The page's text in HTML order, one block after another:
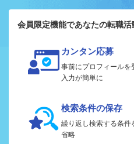
会員限定機能であなたの転職活
カンタン応募
事前にプロフィールを
入力が簡単に
検索条件の保存
繰り返し検索する条件
省略